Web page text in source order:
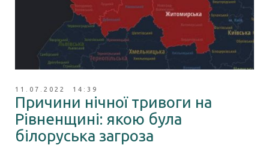
11.07.2022 14:39
Причини нічної тривоги на
Рівненщині: якою була
білоруська загроза